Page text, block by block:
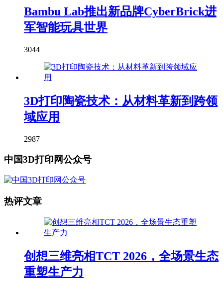
Bambu Lab推出新品牌CyberBrick进
军智能玩具世界
3044
3D打印陶瓷技术：从材料革新到跨领
域应用
2987
中国3D打印网公众号
热评文章
创想三维亮相TCT 2026，全场景生态
重塑生产力